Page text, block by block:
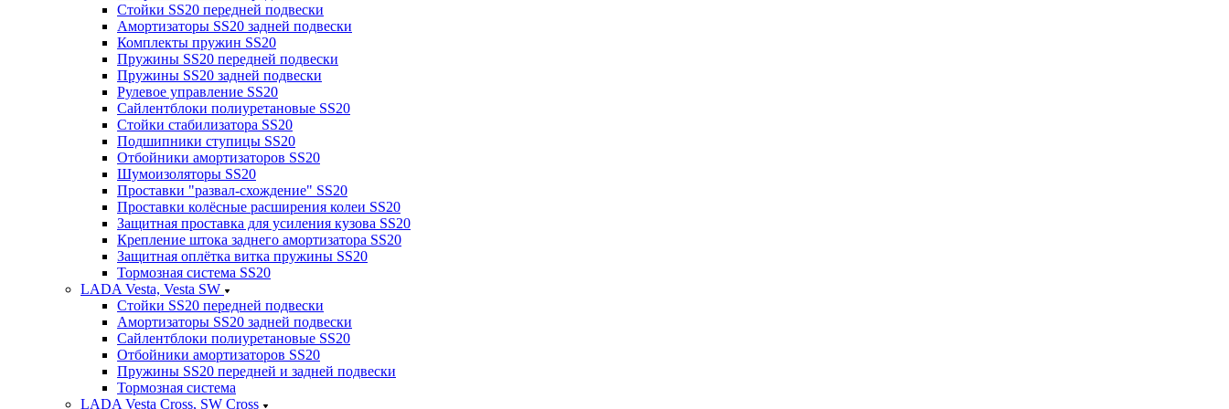
Стойки SS20 передней подвески
Амортизаторы SS20 задней подвески
Комплекты пружин SS20
Пружины SS20 передней подвески
Пружины SS20 задней подвески
Рулевое управление SS20
Сайлентблоки полиуретановые SS20
Стойки стабилизатора SS20
Подшипники ступицы SS20
Отбойники амортизаторов SS20
Шумоизоляторы SS20
Проставки "развал-схождение" SS20
Проставки колёсные расширения колеи SS20
Защитная проставка для усиления кузова SS20
Крепление штока заднего амортизатора SS20
Защитная оплётка витка пружины SS20
Тормозная система SS20
LADA Vesta, Vesta SW
Стойки SS20 передней подвески
Амортизаторы SS20 задней подвески
Сайлентблоки полиуретановые SS20
Отбойники амортизаторов SS20
Пружины SS20 передней и задней подвески
Тормозная система
LADA Vesta Cross, SW Cross